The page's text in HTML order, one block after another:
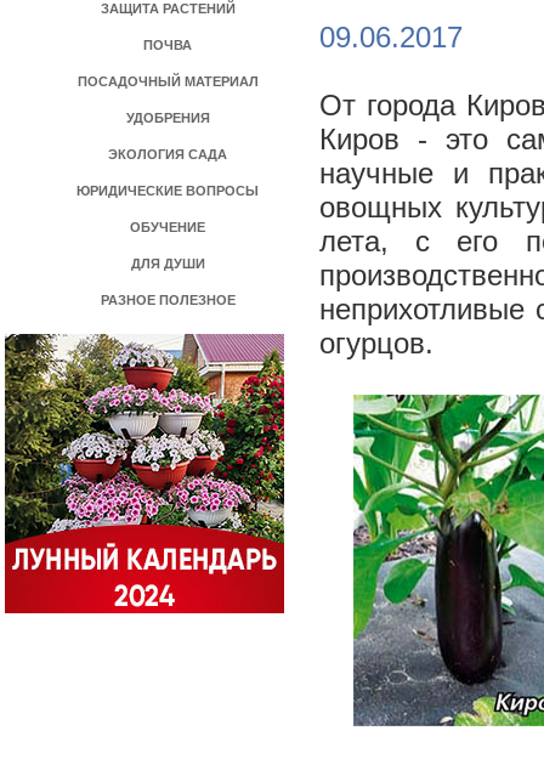
ЗАЩИТА РАСТЕНИЙ
ПОЧВА
ПОСАДОЧНЫЙ МАТЕРИАЛ
УДОБРЕНИЯ
ЭКОЛОГИЯ САДА
ЮРИДИЧЕСКИЕ ВОПРОСЫ
ОБУЧЕНИЕ
ДЛЯ ДУШИ
РАЗНОЕ ПОЛЕЗНОЕ
09.06.2017
От города
Киров - это
научные и
овощных
лета, с его
неприхотливые
огурцов.